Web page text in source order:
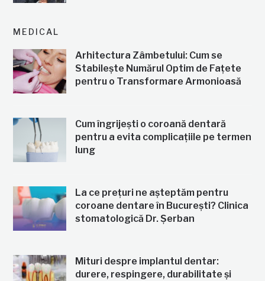
MEDICAL
Arhitectura Zâmbetului: Cum se
Stabilește Numărul Optim de Fațete
pentru o Transformare Armonioasă
Cum îngrijești o coroană dentară
pentru a evita complicațiile pe termen
lung
La ce prețuri ne așteptăm pentru
coroane dentare în București? Clinica
stomatologică Dr. Șerban
Mituri despre implantul dentar:
durere, respingere, durabilitate și